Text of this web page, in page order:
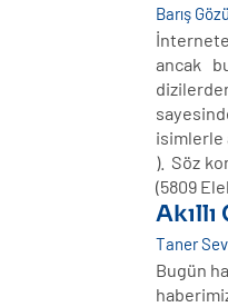
Barış
ancak
isimlerle
). Söz
(5809
Taner
Bugün